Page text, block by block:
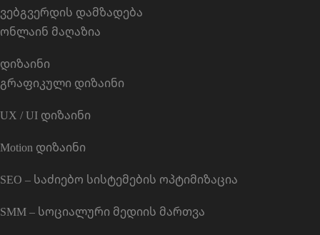
ვებგვერდის დამზადება
ონლაინ მაღაზია
დიზაინი
გრაფიკული დიზაინი
UX / UI დიზაინი
Motion დიზაინი
SEO – საძიებო სისტემების ოპტიმიზაცია
SMM – სოციალური მედიის მართვა